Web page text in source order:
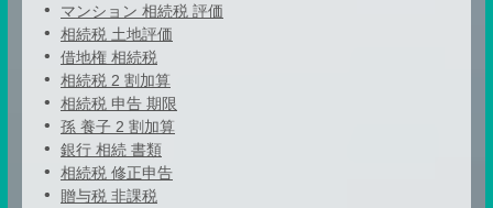
マンション 相続税 評価
相続税 土地評価
借地権 相続税
相続税 2 割加算
相続税 申告 期限
孫 養子 2 割加算
銀行 相続 書類
相続税 修正申告
贈与税 非課税